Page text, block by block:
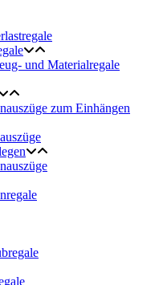
und Materialregale
zum Einhängen